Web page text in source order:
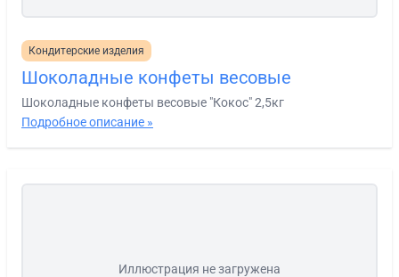
Кондитерские изделия
Шоколадные конфеты весовые
Шоколадные конфеты весовые "Кокос" 2,5кг
Подробное описание »
Иллюстрация не загружена